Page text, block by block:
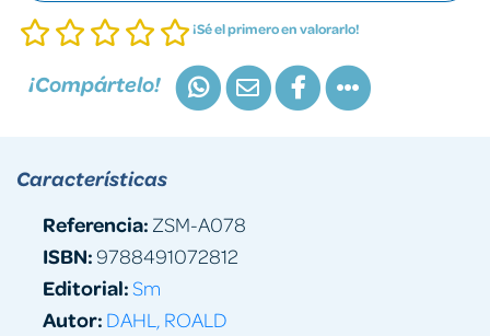
¡Sé el primero en valorarlo!
¡Compártelo!
Características
Referencia: ZSM-A078
ISBN:9788491072812
Editorial:Sm
Autor: DAHL, ROALD